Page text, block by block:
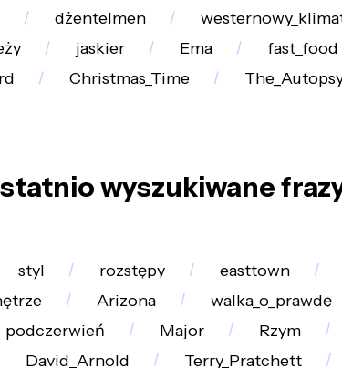
dżentelmen
jaskier Ema fast_food
Christmas_Time
wyszukiwane
styl rozstępy easttown
Arizona
walka_o_prawdę
podczerwień Major Rzym
David_Arnold Terry_Pratchett